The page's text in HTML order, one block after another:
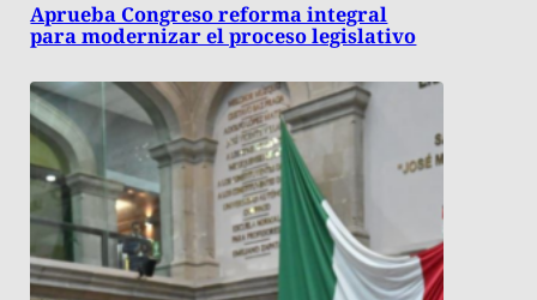
Aprueba Congreso reforma integral
para modernizar el proceso legislativo